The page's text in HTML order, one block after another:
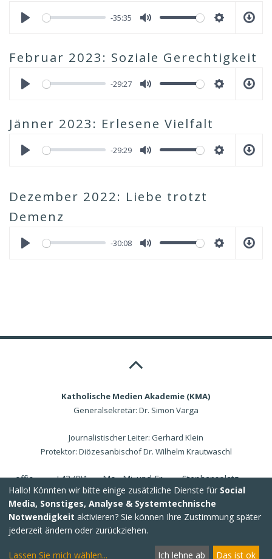
-35:35
Februar 2023: Soziale Gerechtigkeit
-29:27
Jänner 2023: Erlesene Vielfalt
-29:29
Dezember 2022: Liebe trotzt
Demenz
-30:08
Katholische Medien Akademie (KMA)
Generalsekretär: Dr. Simon Varga
Journalistischer Leiter: Gerhard Klein
Protektor: Diözesanbischof Dr. Wilhelm Krautwaschl
office@kma.at
+43 (0)1
532
0664
Mo., Mi. und Fr.
von 8.00-13.00
Uhr
Stephansplatz
4/Stiege 6/1, 1010
Hallo! Könnten wir bitte einige zusätzliche Dienste für Social
Media, Sonstiges, Analyse & Systemtechnische
Notwendigkeit aktivieren? Sie können Ihre Zustimmung später
jederzeit ändern oder zurückziehen.
Lassen Sie mich wählen... Ich lehne ab Das ist ok